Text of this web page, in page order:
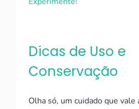
Dicas de Uso e
Conservação
Olha só, um cuidado que vale